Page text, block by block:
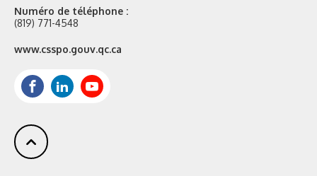
Numéro de téléphone :
(819) 771-4548
Site
www.csspo.gouv.qc.ca
FacebookLinkedInYoutube